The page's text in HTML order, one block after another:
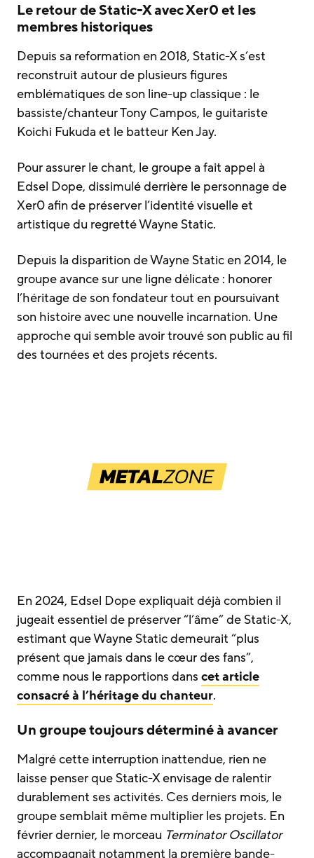
Le retour de Static-X avec Xer0 et les
membres historiques
Depuis sa reformation en 2018, Static-X s’est
reconstruit autour de plusieurs figures
emblématiques de son line-up classique : le
bassiste/chanteur Tony Campos, le guitariste
Koichi Fukuda et le batteur Ken Jay.
Pour assurer le chant, le groupe a fait appel à
Edsel Dope, dissimulé derrière le personnage de
Xer0 afin de préserver l’identité visuelle et
artistique du regretté Wayne Static.
Depuis la disparition de Wayne Static en 2014, le
groupe avance sur une ligne délicate : honorer
l’héritage de son fondateur tout en poursuivant
son histoire avec une nouvelle incarnation. Une
approche qui semble avoir trouvé son public au fil
des tournées et des projets récents.
En 2024, Edsel Dope expliquait déjà combien il
jugeait essentiel de préserver “l’âme” de Static-X,
estimant que Wayne Static demeurait “plus
présent que jamais dans le cœur des fans”,
comme nous le rapportions dans cet article
consacré à l’héritage du chanteur.
Un groupe toujours déterminé à avancer
Malgré cette interruption inattendue, rien ne
laisse penser que Static-X envisage de ralentir
durablement ses activités. Ces derniers mois, le
groupe semblait même multiplier les projets. En
février dernier, le morceau Terminator Oscillator
accompagnait notamment la première bande-